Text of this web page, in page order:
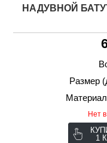
НАДУВНОЙ
Размер
Нет
1